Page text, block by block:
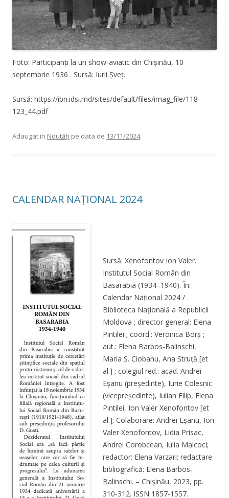
Foto: Participanți la un show-aviatic din Chișinău, 10
septembrie 1936 . Sursă: Iurii Șveț.
Sursă: https://ibn.idsi.md/sites/default/files/imag_file/118-
123_44.pdf
Adaugat in Noutăți pe data de 13/11/2024.
CALENDAR NAȚIONAL 2024
Sursă: Xenofontov Ion Valer.
Institutul Social Român din
Basarabia (1934–1940). În:
Calendar Național 2024 /
Biblioteca Națională a Republicii
Moldova ; director general: Elena
Pintilei ; coord.: Veronica Borș ;
aut.: Elena Barbos-Balinschi,
Maria S. Ciobanu, Ana Struță [et
al.] ; colegiul red.: acad. Andrei
Eșanu (președinte), Iurie Colesnic
(vicepreședinte), Iulian Filip, Elena
Pintilei, Ion Valer Xenofontov [et
al.]; Colaborare: Andrei Eșanu, Ion
Valer Xenofontov, Lidia Prisac,
Andrei Corobcean, Iulia Malcoci;
redactor: Elena Varzari; redactare
bibliografică: Elena Barbos-
Balinschi. – Chișinău, 2023, pp.
310-312. ISSN 1857-1557.